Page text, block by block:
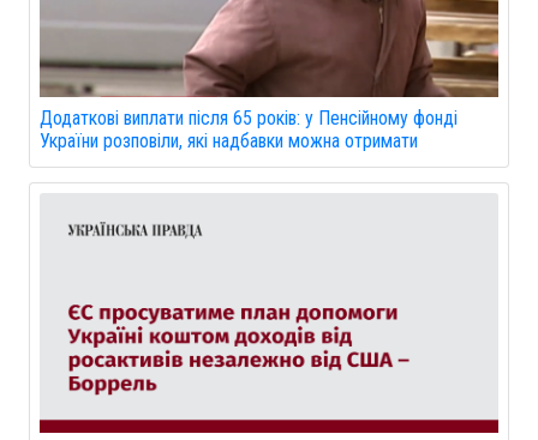
Додаткові виплати після 65 років: у Пенсійному фонді
України розповіли, які надбавки можна отримати